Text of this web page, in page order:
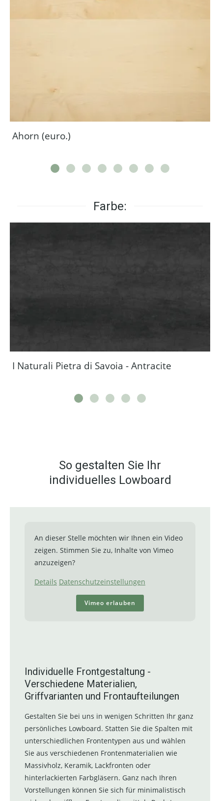
Ahorn (euro.)
Farbe:
I Naturali Pietra di Savoia - Antracite
So gestalten Sie Ihr
individuelles Lowboard
An dieser Stelle möchten wir Ihnen ein Video
zeigen. Stimmen Sie zu, Inhalte von Vimeo
anzuzeigen?
Details Datenschutzeinstellungen
Vimeo erlauben
Individuelle Frontgestaltung -
Verschiedene Materialien,
Griffvarianten und Frontaufteilungen
Gestalten Sie bei uns in wenigen Schritten Ihr ganz
persönliches Lowboard. Statten Sie die Spalten mit
unterschiedlichen Frontentypen aus und wählen
Sie aus verschiedenen Frontenmaterialien wie
Massivholz, Keramik, Lackfronten oder
hinterlackierten Farbgläsern. Ganz nach Ihren
Vorstellungen können Sie sich für minimalistisch